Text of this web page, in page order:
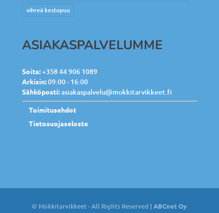
vihreä kestopuu
ASIAKASPALVELUMME
Soita:+358 44 906 1089
Arkisin:09:00 - 16:00
Sähköposti:asiakaspalvelu@mokkitarvikkeet.fi
Toimitusehdot
Tietosuojaseloste
© Mökkitarvikkeet - All Rights Reserved |ABCnet Oy